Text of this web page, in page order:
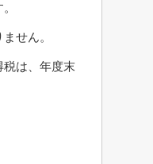
せん。
は、年度末